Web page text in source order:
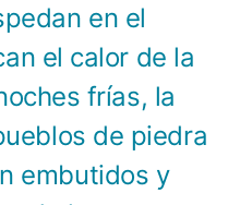
en el
el calor de la
frías, la
de piedra
embutidos y